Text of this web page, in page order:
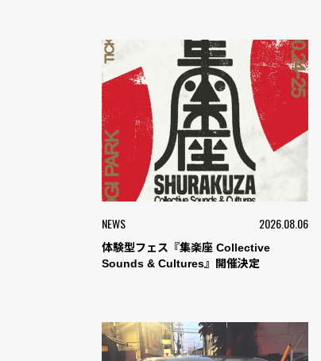
NEWS 2026.08.06
体験型フェス『集楽座 Collective
Sounds & Cultures』開催決定